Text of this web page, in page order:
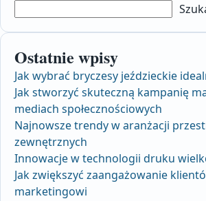
Ostatnie wpisy
Jak wybrać bryczesy jeździeckie
Jak stworzyć skuteczną kampanię
mediach społecznościowych
Najnowsze trendy w aranżacji
zewnętrznych
Innowacje w technologii druku
Jak zwiększyć zaangażowanie
marketingowi